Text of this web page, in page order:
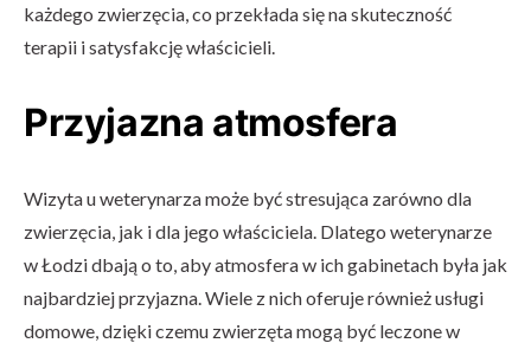
każdego zwierzęcia, co przekłada się na skuteczność
terapii i satysfakcję właścicieli.
Przyjazna atmosfera
Wizyta u weterynarza może być stresująca zarówno dla
zwierzęcia, jak i dla jego właściciela. Dlatego weterynarze
w Łodzi dbają o to, aby atmosfera w ich gabinetach była jak
najbardziej przyjazna. Wiele z nich oferuje również usługi
domowe, dzięki czemu zwierzęta mogą być leczone w